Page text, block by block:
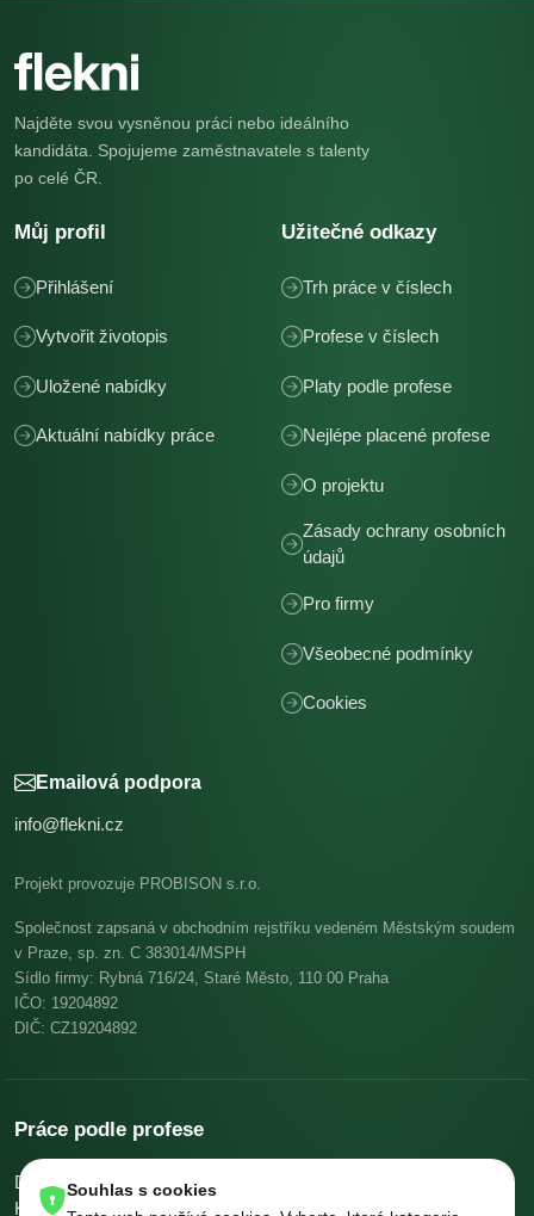
Najděte svou vysněnou práci nebo ideálního
kandidáta. Spojujeme zaměstnavatele s talenty
po celé ČR.
Můj profil
Přihlášení
Vytvořit životopis
Uložené nabídky
Aktuální nabídky práce
Užitečné odkazy
Trh práce v číslech
Profese v číslech
Platy podle profese
Nejlépe placené profese
O projektu
Zásady ochrany osobních
údajů
Pro firmy
Všeobecné podmínky
Cookies
Emailová podpora
info@flekni.cz
Projekt provozuje PROBISON s.r.o.
Společnost zapsaná v obchodním rejstříku vedeném Městským soudem
v Praze, sp. zn. C 383014/MSPH
Sídlo firmy: Rybná 716/24, Staré Město, 110 00 Praha
IČO: 19204892
DIČ: CZ19204892
Práce podle profese
Dělníci v oblasti výstavby a údržby budov
KuchařiSkladníci, obsluha manipulačních vozíků
Souhlas s cookies